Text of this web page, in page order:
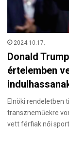
2024.10.17.
Donald
értelemben
Elnöki rendeletben
transzneműekre
vett férfiak női